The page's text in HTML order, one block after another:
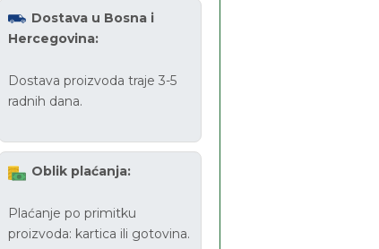
Dostava u Bosna i
Hercegovina:
Dostava proizvoda traje 3-5
radnih dana.
Oblik plaćanja:
Plaćanje po primitku
proizvoda: kartica ili gotovina.